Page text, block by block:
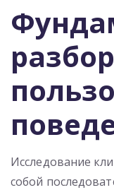
Исследование
собой